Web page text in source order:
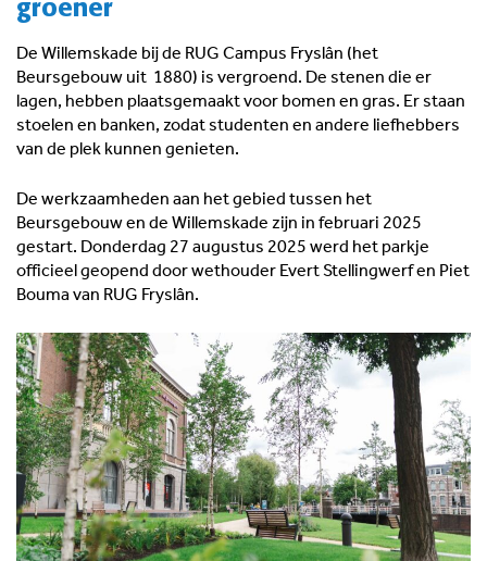
groener
De Willemskade bij de RUG Campus Fryslân (het
Beursgebouw uit 1880) is vergroend. De stenen die er
lagen, hebben plaatsgemaakt voor bomen en gras. Er staan
stoelen en banken, zodat studenten en andere liefhebbers
van de plek kunnen genieten.
De werkzaamheden aan het gebied tussen het
Beursgebouw en de Willemskade zijn in februari 2025
gestart. Donderdag 27 augustus 2025 werd het parkje
officieel geopend door wethouder Evert Stellingwerf en Piet
Bouma van RUG Fryslân.